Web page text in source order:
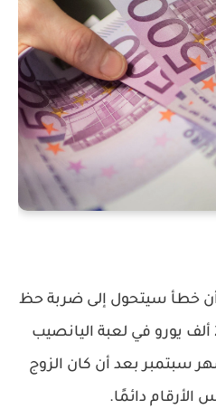
أن خطأ سيتحول إلى ضربة حظ
وسيكسبهما حوالي 200 ألف يورو في لعبة اليانصيب
سبتمبر بعد أن كان الزوج
دائمًا.